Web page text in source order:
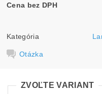
Cena bez DPH
Kategória
Otázka
ZVOĽTE VARIANT